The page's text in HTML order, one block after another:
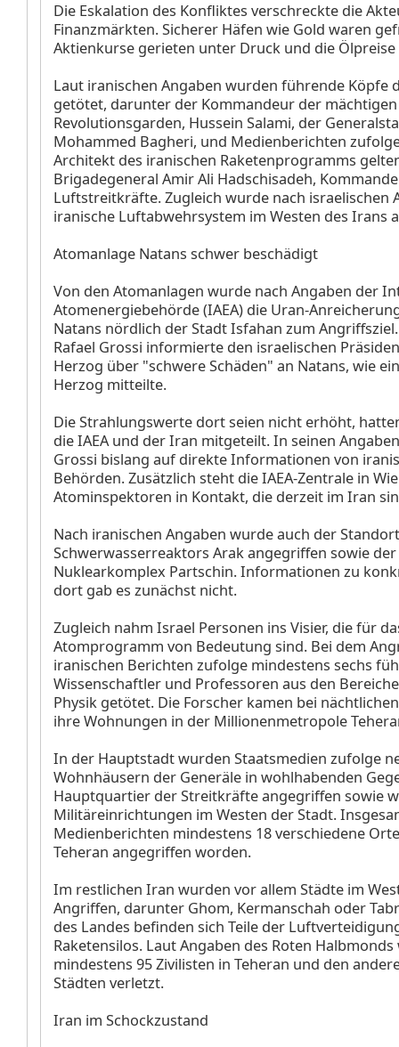
Die Eskalation des Konfliktes verschreckte die
Finanzmärkten. Sicherer Häfen wie Gold waren
Aktienkurse gerieten unter Druck und die Ölpreise
Laut iranischen Angaben wurden führende Köpfe
getötet, darunter der Kommandeur der mächtigen
Revolutionsgarden, Hussein Salami, der
Mohammed Bagheri, und Medienberichten
Architekt des iranischen Raketenprogramms
Brigadegeneral Amir Ali Hadschisadeh,
Luftstreitkräfte. Zugleich wurde nach israelischen
iranische Luftabwehrsystem im Westen des Irans
Atomanlage Natans schwer beschädigt
Von den Atomanlagen wurde nach Angaben der
Atomenergiebehörde (IAEA) die Uran-
Natans nördlich der Stadt Isfahan zum Angriffsziel.
Rafael Grossi informierte den israelischen
Herzog über "schwere Schäden" an Natans, wie
Herzog mitteilte.
Die Strahlungswerte dort seien nicht erhöht,
die IAEA und der Iran mitgeteilt. In seinen
Grossi bislang auf direkte Informationen von
Behörden. Zusätzlich steht die IAEA-Zentrale in
Atominspektoren in Kontakt, die derzeit im Iran
Nach iranischen Angaben wurde auch der
Schwerwasserreaktors Arak angegriffen sowie der
Nuklearkomplex Partschin. Informationen zu
dort gab es zunächst nicht.
Zugleich nahm Israel Personen ins Visier, die für
Atomprogramm von Bedeutung sind. Bei dem
iranischen Berichten zufolge mindestens sechs
Wissenschaftler und Professoren aus den
Physik getötet. Die Forscher kamen bei
ihre Wohnungen in der Millionenmetropole
In der Hauptstadt wurden Staatsmedien zufolge
Wohnhäusern der Generäle in wohlhabenden
Hauptquartier der Streitkräfte angegriffen sowie
Militäreinrichtungen im Westen der Stadt.
Medienberichten mindestens 18 verschiedene
Teheran angegriffen worden.
Im restlichen Iran wurden vor allem Städte im
Angriffen, darunter Ghom, Kermanschah oder
des Landes befinden sich Teile der
Raketensilos. Laut Angaben des Roten
mindestens 95 Zivilisten in Teheran und den
Städten verletzt.
Iran im Schockzustand